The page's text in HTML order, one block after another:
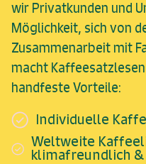
wir Privatkunden und
Möglichkeit, sich von
Zusammenarbeit mit
macht
handfeste Vorteile:
Individuelle
Weltweite
klimafreundlich